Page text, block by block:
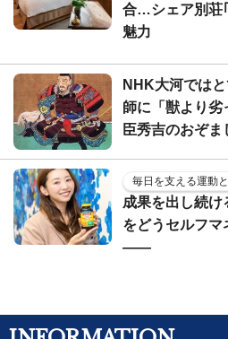
合…シェア別荘
魅力
NHK大河では
師に「獣より劣
臣秀吉のおぞま
毎日を支える運動
成果を出し続け
をどうセルフマ
——